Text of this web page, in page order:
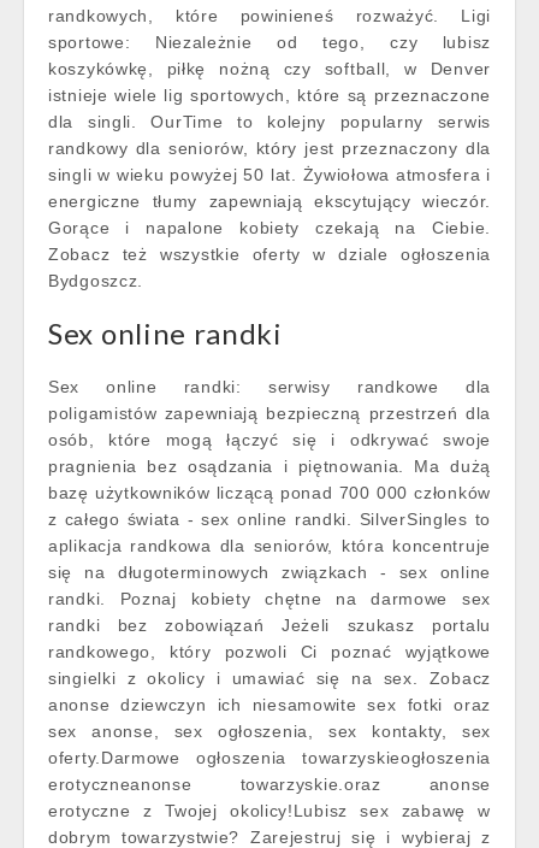
randkowych, które powinieneś rozważyć. Ligi
sportowe: Niezależnie od tego, czy lubisz
koszykówkę, piłkę nożną czy softball, w Denver
istnieje wiele lig sportowych, które są przeznaczone
dla singli. OurTime to kolejny popularny serwis
randkowy dla seniorów, który jest przeznaczony dla
singli w wieku powyżej 50 lat. Żywiołowa atmosfera i
energiczne tłumy zapewniają ekscytujący wieczór.
Gorące i napalone kobiety czekają na Ciebie.
Zobacz też wszystkie oferty w dziale ogłoszenia
Bydgoszcz.
Sex online randki
Sex online randki: serwisy randkowe dla
poligamistów zapewniają bezpieczną przestrzeń dla
osób, które mogą łączyć się i odkrywać swoje
pragnienia bez osądzania i piętnowania. Ma dużą
bazę użytkowników liczącą ponad 700 000 członków
z całego świata - sex online randki. SilverSingles to
aplikacja randkowa dla seniorów, która koncentruje
się na długoterminowych związkach - sex online
randki. Poznaj kobiety chętne na darmowe sex
randki bez zobowiązań Jeżeli szukasz portalu
randkowego, który pozwoli Ci poznać wyjątkowe
singielki z okolicy i umawiać się na sex. Zobacz
anonse dziewczyn ich niesamowite sex fotki oraz
sex anonse, sex ogłoszenia, sex kontakty, sex
oferty.Darmowe ogłoszenia towarzyskieogłoszenia
erotyczneanonse towarzyskie.oraz anonse
erotyczne z Twojej okolicy!Lubisz sex zabawę w
dobrym towarzystwie? Zarejestruj się i wybieraj z